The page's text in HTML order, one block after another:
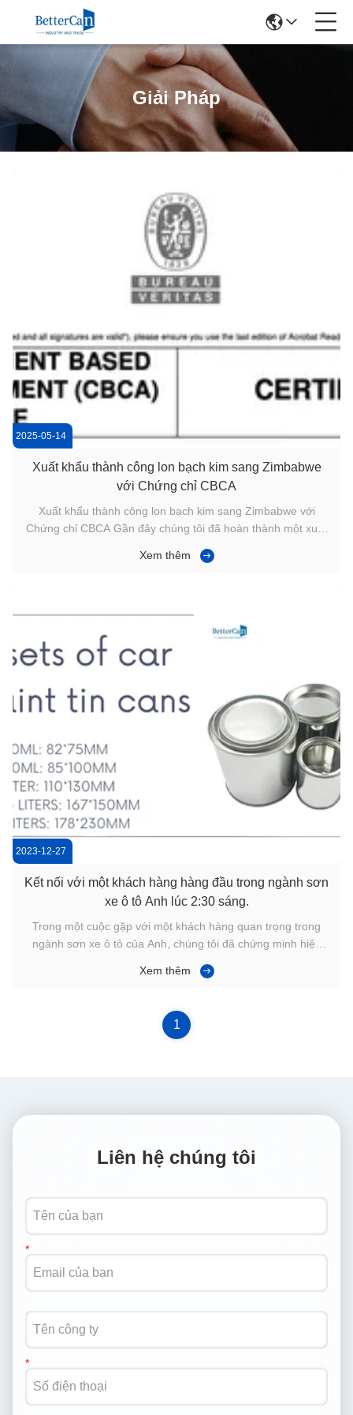
Giải Pháp
2025-05-14
Xuất khẩu thành công lon bạch kim sang Zimbabwe
với Chứng chỉ CBCA
Xuất khẩu thành công lon bạch kim sang Zimbabwe với
Chứng chỉ CBCA Gần đây chúng tôi đã hoàn thành một xuất
trongZimbabwe, tuân thủ đầy đủ các quy định của quốc
Xem thêm
2023-12-27
Kết nối với một khách hàng hàng đầu trong ngành sơn
xe ô tô Anh lúc 2:30 sáng.
Trong một cuộc gặp với một khách hàng quan trọng trong
ngành sơn xe ô tô của Anh, chúng tôi đã chứng minh hiệu
Các sản phẩm của chúng tôi cho thị trường Anh bao gồm một
dạng: - 250ml: ...
Xem thêm
1
Liên hệ chúng tôi